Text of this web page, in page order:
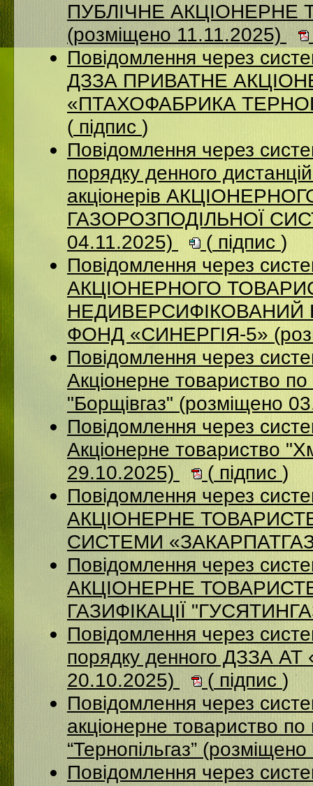
ПУБЛІЧНЕ
(розміщено 11.11.2025)
Повідомлення через
ДЗЗА ПРИВАТНЕ
«ПТАХОФАБРИКА
( підпис )
Повідомлення через
порядку денного
акціонерів
ГАЗОРОЗПОДІЛЬНОЇ
04.11.2025)
( підпис )
Повідомлення через
АКЦІОНЕРНОГО
НЕДИВЕРСИФІКОВАНИЙ
ФОНД «СИНЕРГІЯ-5»
Повідомлення через
Акцiонерне товариство по
"Борщiвгаз" (розміщено
Повідомлення через
Акціонерне товариство
29.10.2025)
( підпис )
Повідомлення через
АКЦІОНЕРНЕ
СИСТЕМИ
Повідомлення через
АКЦІОНЕРНЕ
ГАЗИФІКАЦІЇ
Повідомлення через
порядку денного ДЗЗА АТ
20.10.2025)
( підпис )
Повідомлення через
акціонерне товариство по
“Тернопільгаз”
Повідомлення через